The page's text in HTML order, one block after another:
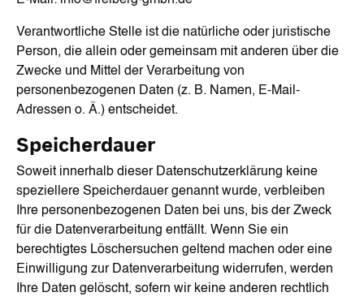
Verantwortliche Stelle ist die natürliche oder juristische
Person, die allein oder gemeinsam mit anderen über die
Zwecke und Mittel der Verarbeitung von
personenbezogenen Daten (z. B. Namen, E-Mail-
Adressen o. Ä.) entscheidet.
Speicherdauer
Soweit innerhalb dieser Datenschutzerklärung keine
speziellere Speicherdauer genannt wurde, verbleiben
Ihre personenbezogenen Daten bei uns, bis der Zweck
für die Datenverarbeitung entfällt. Wenn Sie ein
berechtigtes Löschersuchen geltend machen oder eine
Einwilligung zur Datenverarbeitung widerrufen, werden
Ihre Daten gelöscht, sofern wir keine anderen rechtlich